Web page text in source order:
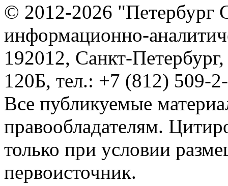
© 2012-2026 "Петербург
информационно-
192012, Санкт-
120Б, тел.: +7 (812) 509-
Все публикуемые
правообладателям.
только при условии
первоисточник.